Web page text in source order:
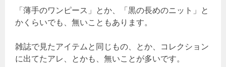
「薄手のワンピース」とか、「黒の長めのニット」と
かくらいでも、無いこともあります。
雑誌で見たアイテムと同じもの、とか、コレクション
に出てたアレ、とかも、無いことが多いです。